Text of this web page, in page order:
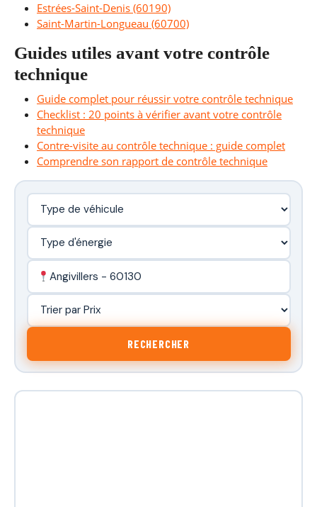
Estrées-Saint-Denis (60190)
Saint-Martin-Longueau (60700)
Guides utiles avant votre contrôle
technique
Guide complet pour réussir votre contrôle technique
Checklist : 20 points à vérifier avant votre contrôle
technique
Contre-visite au contrôle technique : guide complet
Comprendre son rapport de contrôle technique
Angivillers - 60130
RECHERCHER